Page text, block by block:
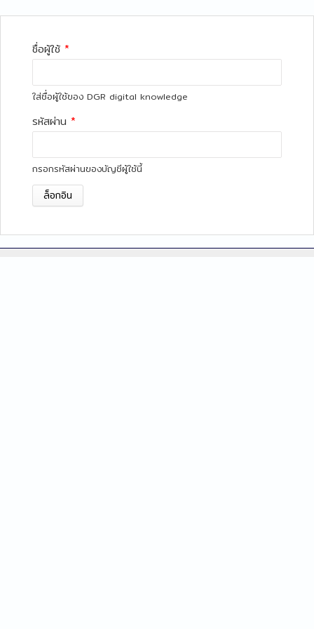
ชื่อผู้ใช้ *
ใส่ชื่อผู้ใช้ของ DGR digital knowledge
รหัสผ่าน *
กรอกรหัสผ่านของบัญชีผู้ใช้นี้